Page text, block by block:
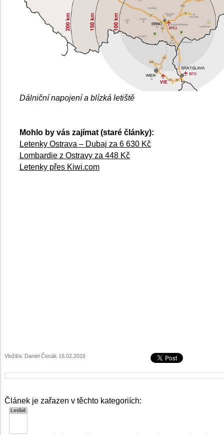
Dálniční napojení a blízká letiště
Mohlo by vás zajímat (staré články):
Letenky Ostrava – Dubaj za 6 630 Kč
Lombardie z Ostravy za 448 Kč
Letenky přes Kiwi.com
Vložil/a: Daniel Česák 16.02.2016
Článek je zařazen v těchto kategoriích: